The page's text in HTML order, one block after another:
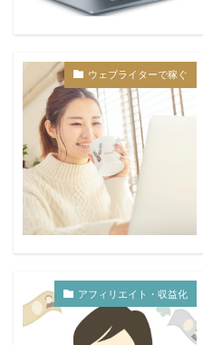
ウェブライターで稼ぐ
アフィリエイト・収益化